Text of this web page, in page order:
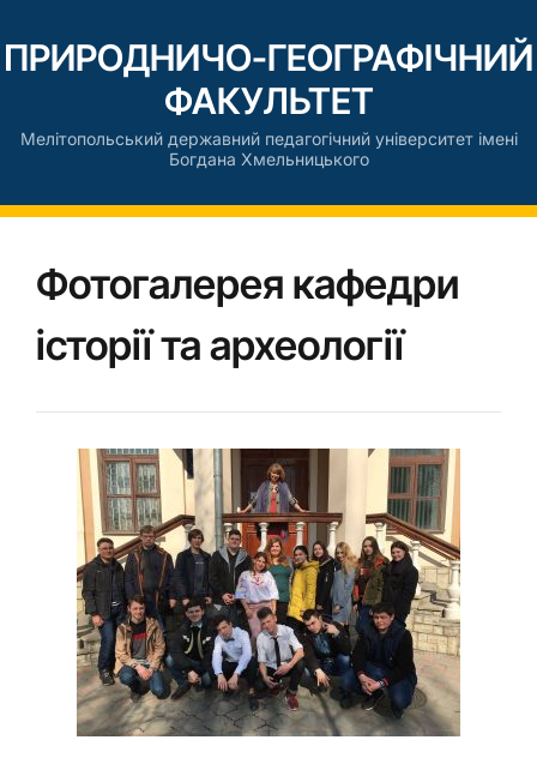
ПРИРОДНИЧО-ГЕОГРАФІЧНИЙ
ФАКУЛЬТЕТ
Мелітопольський державний педагогічний університет імені
Богдана Хмельницького
Фотогалерея кафедри
історії та археології